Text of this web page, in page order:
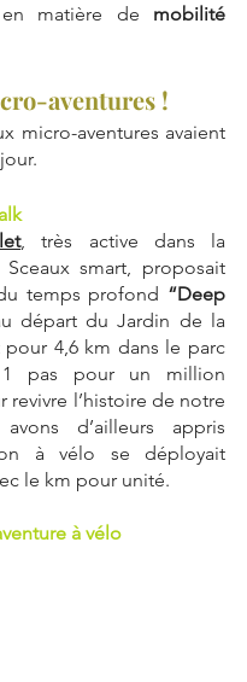
en matière de mobilité
aventures !
micro-aventures avaient
, très active dans la
smart, proposait
temps profond “Deep
départ du Jardin de la
4,6 km dans le parc
1 pas pour un million
revivre l’histoire de notre
d’ailleurs appris
à vélo se déployait
le km pour unité.
à vélo